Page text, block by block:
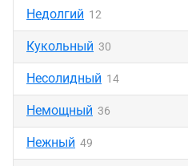
Недолгий 12
Кукольный 30
Несолидный 14
Немощный 36
Нежный 49